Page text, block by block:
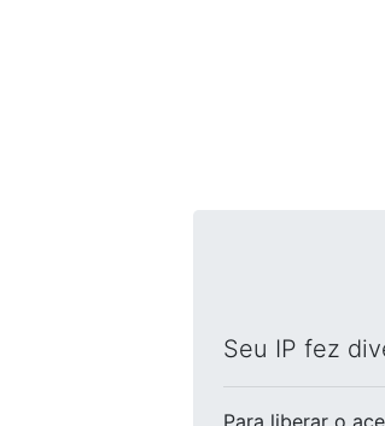
Seu IP fez
Para liberar o